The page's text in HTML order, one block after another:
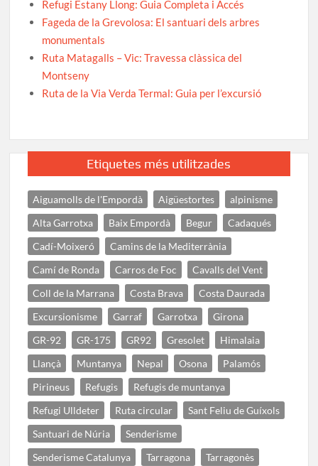
Refugi Estany Llong: Guia Completa i Accés
Fageda de la Grevolosa: El santuari dels arbres
monumentals
Ruta Matagalls – Vic: Travessa clàssica del
Montseny
Ruta de la Via Verda Termal: Guia per l’excursió
Etiquetes més utilitzades
Aiguamolls de l'Empordà Aigüestortes
alpinisme
Alta Garrotxa
Baix Empordà Begur
Cadaqués
Cadí-Moixeró
Camins de la Mediterrània
Camí de Ronda
Carros de Foc
Cavalls del Vent
Coll de la Marrana
Costa Brava
Costa Daurada
Excursionisme
Garraf Garrotxa
Girona
GR-92
GR-175 GR92 Gresolet
Himalaia
Llançà
Muntanya Nepal Osona
Palamós
Pirineus
Refugis
Refugis de muntanya
Refugi Ulldeter
Ruta circular
Sant Feliu de Guíxols
Santuari de Núria
Senderisme
Senderisme Catalunya
Tarragona
Tarragonès